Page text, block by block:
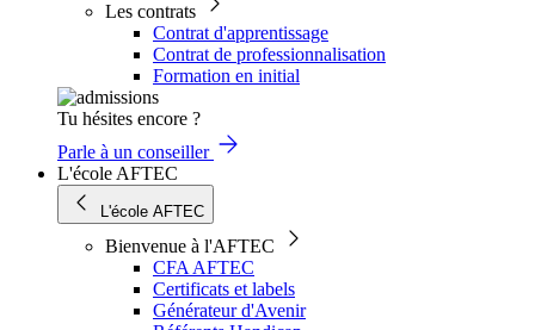
Les contrats
Contrat d'apprentissage
Contrat de professionnalisation
Formation en initial
Tu hésites encore ?
Parle à un conseiller
L'école AFTEC
L'école AFTEC
Bienvenue à l'AFTEC
CFA AFTEC
Certificats et labels
Générateur d'Avenir